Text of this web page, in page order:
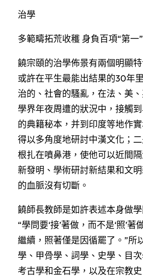
治學
多範疇拓荒收穫 身負百項“第一”
饒宗頤的治學佈景有兩個明顯
或許在平生最能出結果的30年
治的、社會的騷亂，在法、美
學界年夜周遭的狀況中，接觸
的典籍秘本，并到印度等地作
得以多角度地研討中漢文化；
根扎在噴鼻港，使他可以近間
新發明、學術研討新結果和文
的血脈沒有切斷。
饒師長教師是如許表述本身做學
“學問要‘接’著做，而不是‘照’
繼續，照著僅是因循罷了。”所
學、甲骨學、詞學、史學、目
考古學和金石學，以及在宗教